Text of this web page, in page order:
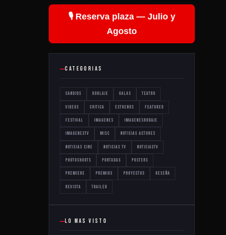
🎙️ Reserva plaza — Julio y
Agosto
CATEGORIAS
Candids Doblaje Galas Teatro
Videos critica estrenos featured
festival imagenes imagenesrodaje
imagenestv misc noticias actores
noticias cine noticias tv noticiastv
photoshoots portadas posters
premiere premios proyectos reseña
revista trailer
LO MAS VISTO